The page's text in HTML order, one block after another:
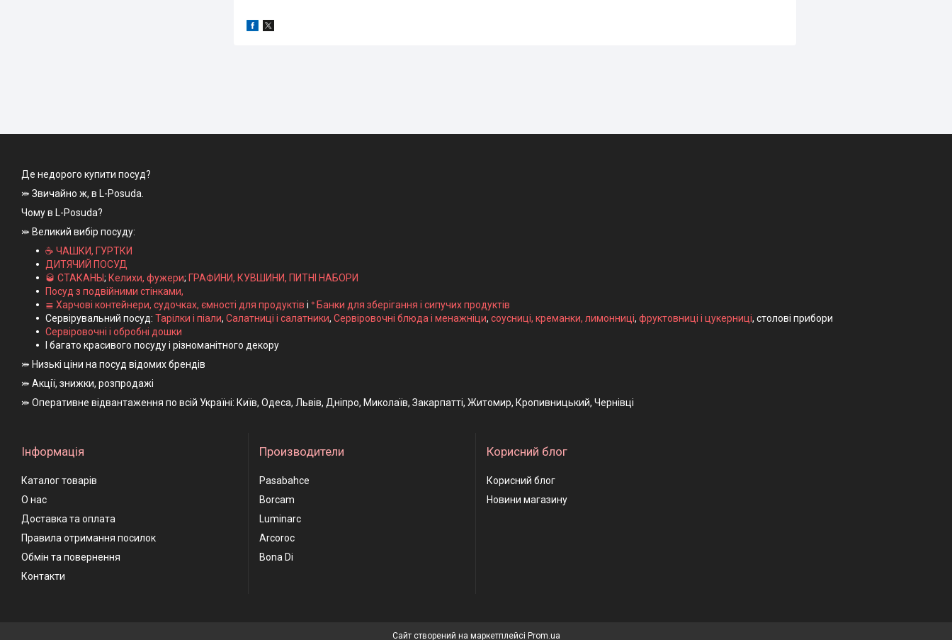
Де недорого купити посуд?
⤗ Звичайно ж, в L-Posuda.
Чому в L-Posuda?
⤗ Великий вибір посуду:
☕ ЧАШКИ, ГУРТКИ
ДИТЯЧИЙ ПОСУД
🥃 СТАКАНЫ; Келихи, фужери; ГРАФИНИ, КУВШИНИ, ПИТНІ НАБОРИ
Посуд з подвійними стінками,
≣ Харчові контейнери, судочках, ємності для продуктів і ᐤ Банки для зберігання і сипучих продуктів
Сервірувальний посуд: Тарілки і піали, Салатниці і салатники, Сервіровочні блюда і менажніци, соусниці, креманки, лимонниці, фруктовниці і цукерниці, столові прибори
Сервіровочні і обробні дошки
І багато красивого посуду і різноманітного декору
⤗ Низькі ціни на посуд відомих брендів
⤗ Акції, знижки, розпродажі
⤗ Оперативне відвантаження по всій Україні: Київ, Одеса, Львів, Дніпро, Миколаїв, Закарпатті, Житомир, Кропивницький, Чернівці
Інформація
Каталог товарів
О нас
Доставка та оплата
Правила отримання посилок
Обмін та повернення
Контакти
Производители
Pasabahce
Borcam
Luminarc
Arcoroc
Bona Di
Корисний блог
Корисний блог
Новини магазину
Сайт створений на маркетплейсі Prom.ua